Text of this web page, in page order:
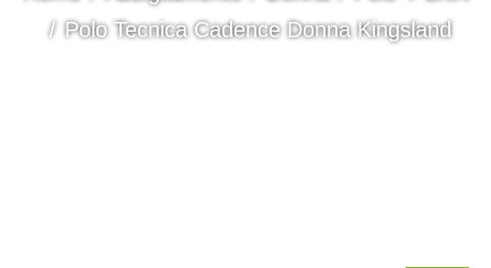
Polo Tecnica Cadence Donna Kingsland